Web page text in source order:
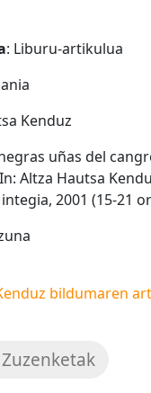
: Liburu-artikulua
Kenduz
uñas del
Altza Hautsa
2001 (15-21
bildumaren